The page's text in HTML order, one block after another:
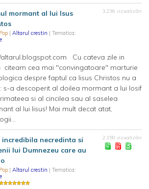
mormant al lui Isus
| Altarul crestin | Tematica:
3.236 vizualizări
altarul.blogspot.com Cu cateva zile in
citeam cea mai "convingatoare" marturie
despre faptul ca Iisus Christos nu a
s-a descoperit al doilea mormant a lui Iosif
si al cincilea sau al saselea
al lui Iisus! Mai mult decat atat,
incredibila necredinta si
lui Dumnezeu care au
| Altarul crestin | Tematica:
2.150 vizualizări